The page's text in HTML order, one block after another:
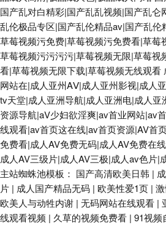
国产乱对白精彩|国产乱乱视频|国产乱仑
乱伦极品专区|国产乱伦精品av|国产乱
草莓视频污免费|草莓视频污免费看|草莓
草莓视频污污污污|草莓视频无限|草莓视
看|草莓视频无限下载|草莓视频无线观看
网站在|成人亚州AⅤ|成人亚州影视|成人
tv天堂|成人亚洲导航|成人亚洲电|成人亚
资源导航|aV少妇欲淫爽|av首业网站|av
线观看|av首页这在线|av首页资源|AV首
免费看|成人AV免费无码|成人AV免费在
成人AV三级片|成人AV三极|成人av色片|
主站蜘蛛池模板： 国产高清欧美日韩 |
片 | 成人国产精品无码 | 欧美性爱1页 |
欧美人与动牲内谢 | 无码网站在线观看 |
线观看视频 | 久草的视频免费看 | 91视频